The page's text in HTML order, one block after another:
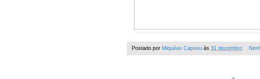
Postado por Miquéas Capuxu às 31 dezembro